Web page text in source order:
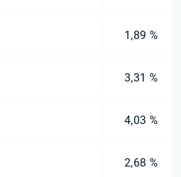
1,89 %
3,31 %
4,03 %
2,68 %